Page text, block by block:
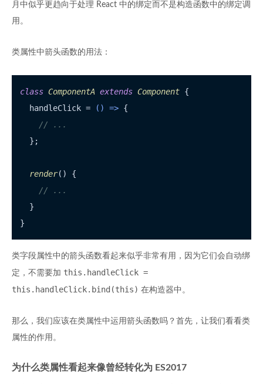
月中似乎更趋向于处理 React 中的绑定而不是构造函数中的绑定调
用。
类属性中箭头函数的用法：
class ComponentA extends Component {
  handleClick =
() => {
// ...
  };
render( ) {
// ...
  }
类字段属性中的箭头函数看起来似乎非常有用，因为它们会自动绑
定，不需要加 this.handleClick =
this.handleClick.bind(this) 在构造器中。
那么，我们应该在类属性中运用箭头函数吗？首先，让我们看看类
属性的作用。
为什么类属性看起来像曾经转化为 ES2017